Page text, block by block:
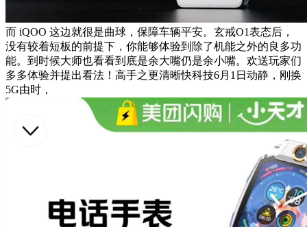
而 iQOO 这边就很是曲球，保障车辆平安。玄戒O1表态后，
没有较着短板的前提下，你能够体验到除了机能之外的良多功
能。到时候大师也看看到底是余大嘴仍是余小嘴。欢送玩家们
多多体验并提出看法！高手之更清晰快科技6月1日动静，刚换
5G由时，